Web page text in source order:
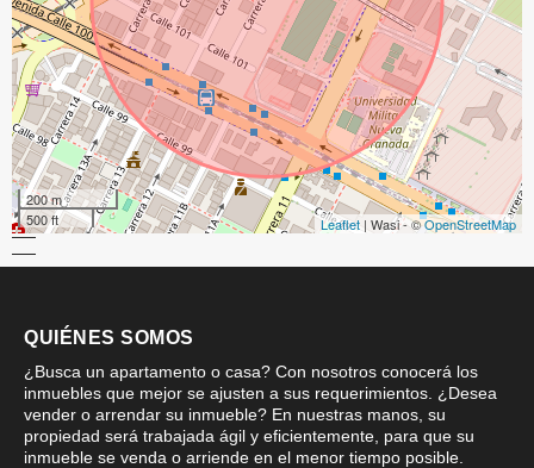
200 m
500 ft
Leaflet | Wasi - ©OpenStreetMap
QUIÉNES SOMOS
¿Busca un apartamento o casa? Con nosotros conocerá los
inmuebles que mejor se ajusten a sus requerimientos. ¿Desea
vender o arrendar su inmueble? En nuestras manos, su
propiedad será trabajada ágil y eficientemente, para que su
inmueble se venda o arriende en el menor tiempo posible.